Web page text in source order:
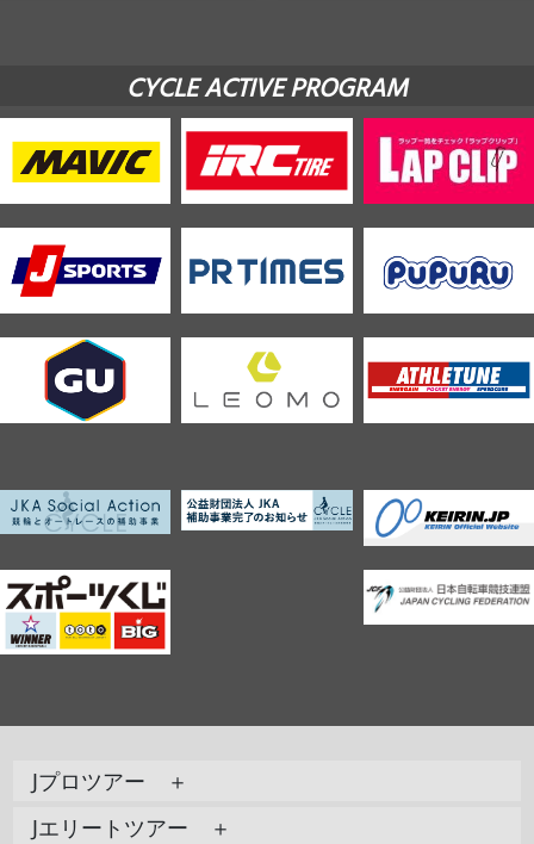
CYCLE ACTIVE PROGRAM
Jプロツアー ＋
Jエリートツアー ＋